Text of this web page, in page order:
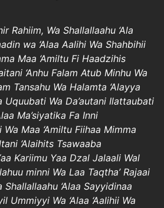
Rahiim, Wa Shallallaahu ‘Ala
wa ‘Alaa Aalihi Wa Shahbihii
Maa ‘Amiltu Fi Haadzihis
‘Anhu Falam Atub Minhu Wa
Tansahu Wa Halamta ‘Alayya
Uquubati Wa Da’autani Ilattaubati
Ma’siyatika Fa Inni
Maa ‘Amiltu Fiihaa Mimma
‘Alaihits Tsawaaba
Kariimu Yaa Dzal Jalaali Wal
minni Wa Laa Taqtha’ Rajaai
‘Alaa Sayyidinaa
Ummiyyi Wa ‘Alaa ‘Aalihii Wa